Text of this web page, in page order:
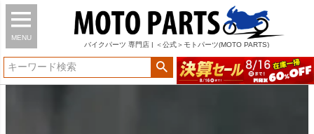
MENU
バイク パーツ 専門店 | ＜公式＞モトパーツ(MOTO PARTS)